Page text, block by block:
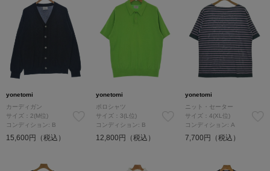
yonetomi
カーディガン
サイズ：2(M位)
コンディション: B
15,600円（税込）
yonetomi
ポロシャツ
サイズ：3(L位)
コンディション: B
12,800円（税込）
yonetomi
ニット・セーター
サイズ：4(XL位)
コンディション: A
7,700円（税込）